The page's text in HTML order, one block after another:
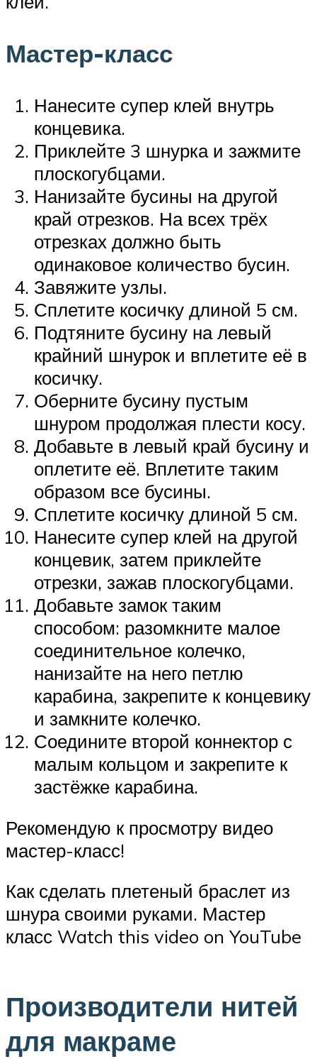
Мастер-класс
Нанесите супер клей внутрь
концевика.
Приклейте 3 шнурка и зажмите
плоскогубцами.
Нанизайте бусины на другой
край отрезков. На всех трёх
отрезках должно быть
одинаковое количество бусин.
Завяжите узлы.
Сплетите косичку длиной 5 см.
Подтяните бусину на левый
крайний шнурок и вплетите её в
косичку.
Оберните бусину пустым
шнуром продолжая плести косу.
Добавьте в левый край бусину и
оплетите её. Вплетите таким
образом все бусины.
Сплетите косичку длиной 5 см.
Нанесите супер клей на другой
концевик, затем приклейте
отрезки, зажав плоскогубцами.
Добавьте замок таким
способом: разомкните малое
соединительное колечко,
нанизайте на него петлю
карабина, закрепите к концевику
и замкните колечко.
Соедините второй коннектор с
малым кольцом и закрепите к
застёжке карабина.
Рекомендую к просмотру видео
мастер-класс!
Как сделать плетеный браслет из
шнура своими руками. Мастер
класс Watch this video on YouTube
Производители нитей
для макраме